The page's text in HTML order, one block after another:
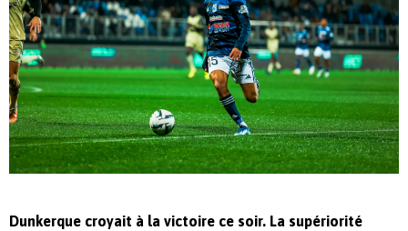
Dunkerque croyait à la victoire ce soir. La supériorité